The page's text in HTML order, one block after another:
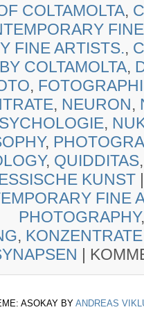
COLTAMOLTA,
FINE ARTISTS.,
COLTAMOLTA,
,
, NEURON,
,
,
, QUIDDITAS
KUNST
FINE
PHOTOGRAPHY
, KONZENTRATE
|
ASOKAY BY ANDREAS